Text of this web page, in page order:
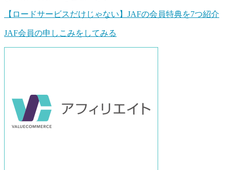
【ロードサービスだけじゃない】JAFの会員特典を7つ紹介
JAF会員の申しこみをしてみる